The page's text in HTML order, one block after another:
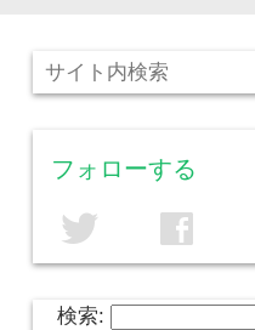
フォローする
twitter facebook
検索: